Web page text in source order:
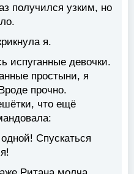
получился узким, но
я.
испуганные девочки.
простыни, я
прочно.
что ещё
Спускаться